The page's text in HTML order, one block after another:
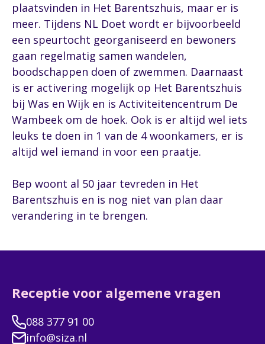
plaatsvinden in Het Barentszhuis, maar er is
meer. Tijdens NL Doet wordt er bijvoorbeeld
een speurtocht georganiseerd en bewoners
gaan regelmatig samen wandelen,
boodschappen doen of zwemmen. Daarnaast
is er activering mogelijk op Het Barentszhuis
bij Was en Wijk en is Activiteitencentrum De
Wambeek om de hoek. Ook is er altijd wel iets
leuks te doen in 1 van de 4 woonkamers, er is
altijd wel iemand in voor een praatje.
Bep woont al 50 jaar tevreden in Het
Barentszhuis en is nog niet van plan daar
verandering in te brengen.
Receptie voor algemene vragen
088 377 91 00
info@siza.nl